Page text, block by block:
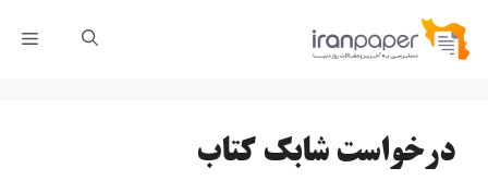
پرش
درخواست شابک کتاب